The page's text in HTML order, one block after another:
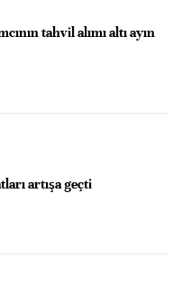
tahvil alımı altı ayın
artışa geçti